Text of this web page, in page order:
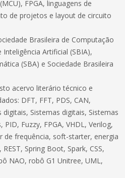
FPGA, linguagens de
de projetos e layout de circuito
Brasileira de Computação
Inteligência Artificial (SBIA),
(SBA) e Sociedade Brasileira
acervo literário técnico e
DFT, FFT, PDS, CAN,
Sistemas digitais, Sistemas
Fuzzy, FPGA, VHDL, Verilog,
de frequência, soft-starter, energia
Spring Boot, Spark, CSS,
NAO, robô G1 Unitree, UML,